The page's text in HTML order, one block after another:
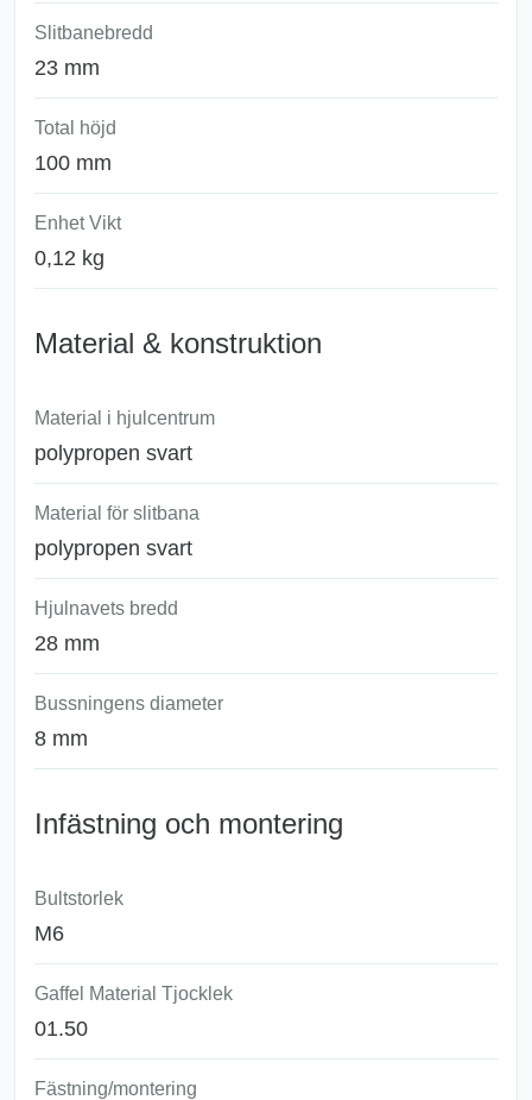
Slitbanebredd
23 mm
Total höjd
100 mm
Enhet Vikt
0,12 kg
Material & konstruktion
Material i hjulcentrum
polypropen svart
Material för slitbana
polypropen svart
Hjulnavets bredd
28 mm
Bussningens diameter
8 mm
Infästning och montering
Bultstorlek
M6
Gaffel Material Tjocklek
01.50
Fästning/montering